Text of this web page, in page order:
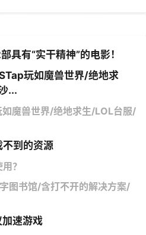
具有“实干精神”的电影！
玩如魔兽世界/绝地求
...
魔兽世界/绝地求生/LOL台服/
不到的资源
？
图书馆/含打不开的解决方案/
速游戏